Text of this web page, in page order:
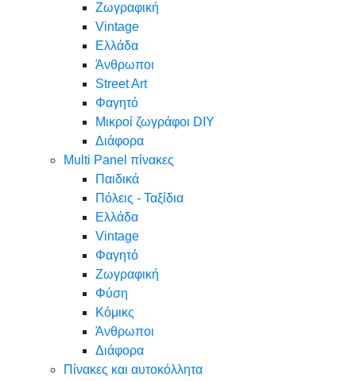
Ζωγραφική
Vintage
Ελλάδα
Άνθρωποι
Street Art
Φαγητό
Μικροί ζωγράφοι DIY
Διάφορα
Multi Panel πίνακες
Παιδικά
Πόλεις - Ταξίδια
Ελλάδα
Vintage
Φαγητό
Ζωγραφική
Φύση
Κόμικς
Άνθρωποι
Διάφορα
Πίνακες και αυτοκόλλητα